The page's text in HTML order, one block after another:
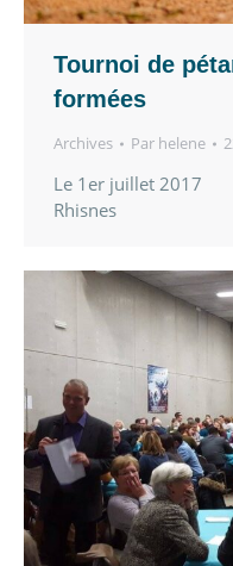
Tournoi de
formées
Archives Par helene
Le 1er juillet 2017
Rhisnes